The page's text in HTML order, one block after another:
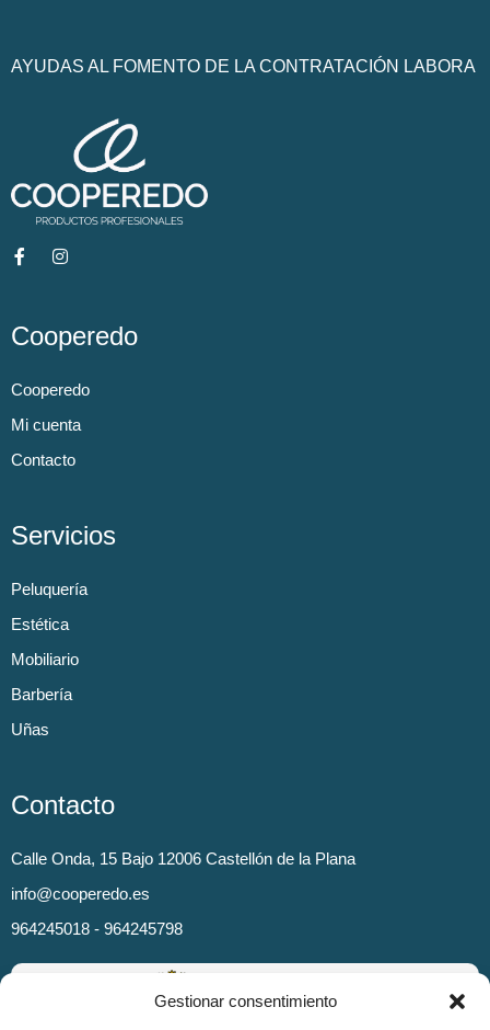
Gestionar consentimiento
AYUDAS AL FOMENTO DE LA CONTRATACIÓN LABORA
Cooperedo
Cooperedo
Mi cuenta
Contacto
Servicios
Peluquería
Estética
Mobiliario
Barbería
Uñas
Contacto
Calle Onda, 15 Bajo 12006 Castellón de la Plana
info@cooperedo.es
964245018 - 964245798